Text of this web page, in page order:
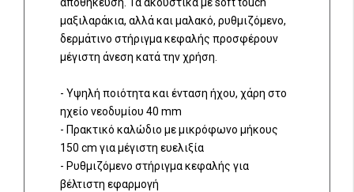
αποθήκευση. Τα ακουστικά με soft touch
μαξιλαράκια, αλλά και μαλακό, ρυθμιζόμενο,
δερμάτινο στήριγμα κεφαλής προσφέρουν
μέγιστη άνεση κατά την χρήση.
- Υψηλή ποιότητα και ένταση ήχου, χάρη στο
ηχείο νεοδυμίου 40 mm
- Πρακτικό καλώδιο με μικρόφωνο μήκους
150 cm για μέγιστη ευελιξία
- Ρυθμιζόμενο στήριγμα κεφαλής για
βέλτιστη εφαρμογή